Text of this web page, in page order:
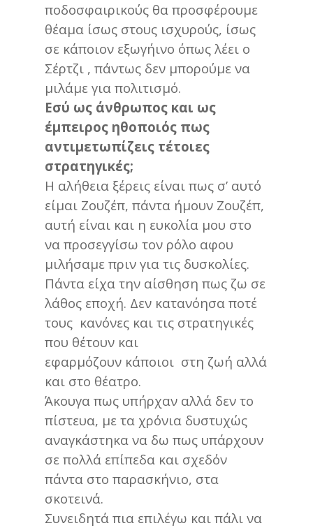
ποδοσφαιρικούς θα προσφέρουμε
θέαμα ίσως στους ισχυρούς, ίσως
σε κάποιον εξωγήινο όπως λέει ο
Σέρτζι , πάντως δεν μπορούμε να
μιλάμε για πολιτισμό.
Εσύ ως άνθρωπος και ως
έμπειρος ηθοποιός πως
αντιμετωπίζεις τέτοιες
στρατηγικές;
Η αλήθεια ξέρεις είναι πως σ’ αυτό
είμαι Ζουζέπ, πάντα ήμουν Ζουζέπ,
αυτή είναι και η ευκολία μου στο
να προσεγγίσω τον ρόλο αφου
μιλήσαμε πριν για τις δυσκολίες.
Πάντα είχα την αίσθηση πως ζω σε
λάθος εποχή. Δεν κατανόησα ποτέ
τους κανόνες και τις στρατηγικές
που θέτουν και
εφαρμόζουν κάποιοι στη ζωή αλλά
και στο θέατρο.
Άκουγα πως υπήρχαν αλλά δεν το
πίστευα, με τα χρόνια δυστυχώς
αναγκάστηκα να δω πως υπάρχουν
σε πολλά επίπεδα και σχεδόν
πάντα στο παρασκήνιο, στα
σκοτεινά.
Συνειδητά πια επιλέγω και πάλι να